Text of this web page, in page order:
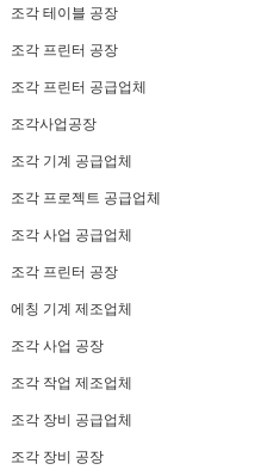
조각 테이블 공장
조각 프린터 공장
조각 프린터 공급업체
조각사업공장
조각 기계 공급업체
조각 프로젝트 공급업체
조각 사업 공급업체
조각 프린터 공장
에칭 기계 제조업체
조각 사업 공장
조각 작업 제조업체
조각 장비 공급업체
조각 장비 공장